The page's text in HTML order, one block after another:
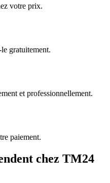
votre prix.
gratuitement.
et professionnellement.
paiement.
chez TM24